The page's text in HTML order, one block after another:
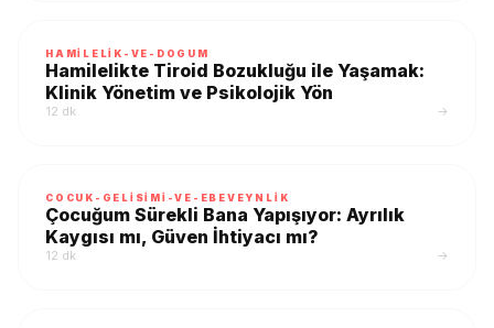
HAMILELIK-VE-DOGUM
Hamilelikte Tiroid Bozukluğu ile Yaşamak:
Klinik Yönetim ve Psikolojik Yön
12 dk →
COCUK-GELISIMI-VE-EBEVEYNLIK
Çocuğum Sürekli Bana Yapışıyor: Ayrılık
Kaygısı mı, Güven İhtiyacı mı?
12 dk →